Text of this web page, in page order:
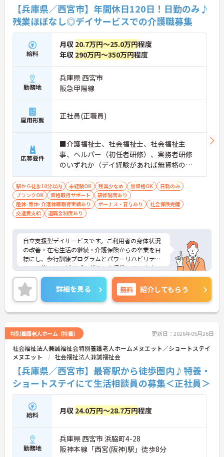
【兵庫県／西宮市】年間休日120日！日勤のみ♪
残業ほぼなし◎デイサービスでの介護職募集
給料
月収 20.7万円～25.0万円程度
年収 290万円～350万円程度
勤務地
兵庫県 西宮市
阪急甲陽線
雇用形態 正社員(正職員)
応募要件
■介護福祉士、社会福祉士、社会福祉主
事、ヘルパー（初任者研修）、実務者研修
のいずれか（デイ経験があれば無資格の応
募可） ※現場未経験・ブランクOK、土日祝
の勤務が可能な方優遇 ■普通自動車運転免
許（ペーパー不可）
駅から徒歩10分以内 未経験OK 残業少なめ 無資格OK
日勤のみ
ブランクOK
資格取得サポート
研修制度あり
産休･育休･介護休暇取得実績あり
ボーナス・賞与あり
社会保険完備
交通費支給
退職金制度あり
自立支援型デイサービスです。ご利用者の身体状況
の改善・在宅生活の継続・介護保険からの卒業を目
標にし、歩行訓練プログラムとパワーリハビリテー
ション等のリハビリプログラムを提供しています。
入社時はもちろん、定期的に研修を行い、スキルア
ップを目指せます。日勤のみ、希望休も月3日取得可
能です♪
ご興味のある方には、面接対策ポイントなど、さら
さい！
詳細を見る 無料 紹介してもらう
特別養護老人ホーム（特養） 更新日：2026年05月26日
社会福祉法人兼誠福祉会特別養護老人ホームメヌエット／ショートステイ
メヌエット
社会福祉法人兼誠福祉会
【兵庫県／西宮市】最寄駅から徒歩圏内♪特養・
ショートステイにて生活相談員の募集＜正社員＞
給料 月収 24.0万円～28.7万円程度
勤務地
兵庫県 西宮市 浜脇町4-28
阪神本線「西宮(阪神)駅」徒歩8分